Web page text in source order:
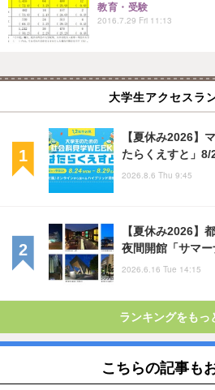
教育・受験
2016.7.29 Fri 11:13
大学生アクセスラ
【夏休み2026】
たらくえすと」
2026.8.6 Thu 9:45
【夏休み2026】
夜間開館「サマー
2026.6.16 Tue 14:15
ランキングをもっ
こちらの記事も